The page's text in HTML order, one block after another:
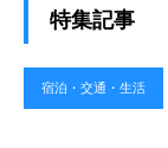
特集記事
宿泊・交通・生活